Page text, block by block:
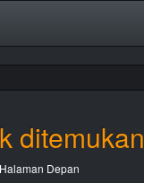
ditemukan
Halaman Depan